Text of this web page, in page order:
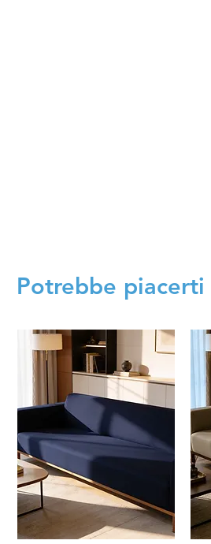
Potrebbe piacerti